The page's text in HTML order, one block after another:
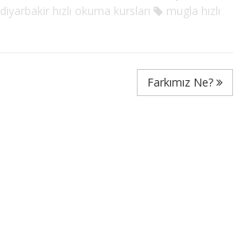
diyarbakir hızlı okuma kursları
mugla hızlı
Farkımız Ne?